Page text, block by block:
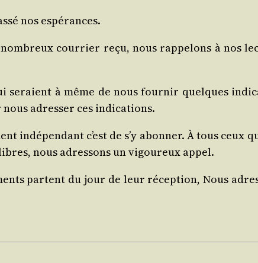
nos espérances.
cour­rier reçu, nous rap­pe­lons à nos
seraient à même de nous four­nir quelques
adres­ser ces indications.
indé­pen­dant c’est de s’y abon­ner. À tous ceux
nous adres­sons un vigou­reux appel.
partent du jour de leur récep­tion, Nous